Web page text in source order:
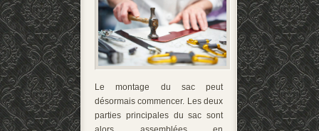
Le montage du sac peut
désormais commencer. Les deux
parties principales du sac sont